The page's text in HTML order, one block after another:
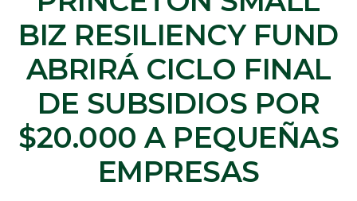
BIZ RESILIENCY FUND
ABRIRÁ CICLO FINAL
DE SUBSIDIOS POR
$20.000 A PEQUEÑAS
EMPRESAS